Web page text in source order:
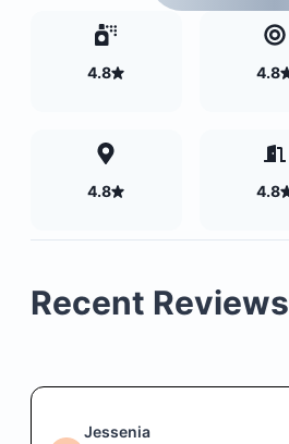
Fully equipped kitchen
Fourteen ceiling fans
4.8 4.8
4.8 4.8
Recent Reviews
Jessenia